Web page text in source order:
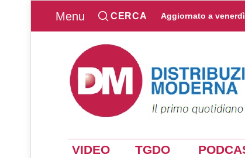
Menu CERCA Aggiornato a
VIDEO TGDO